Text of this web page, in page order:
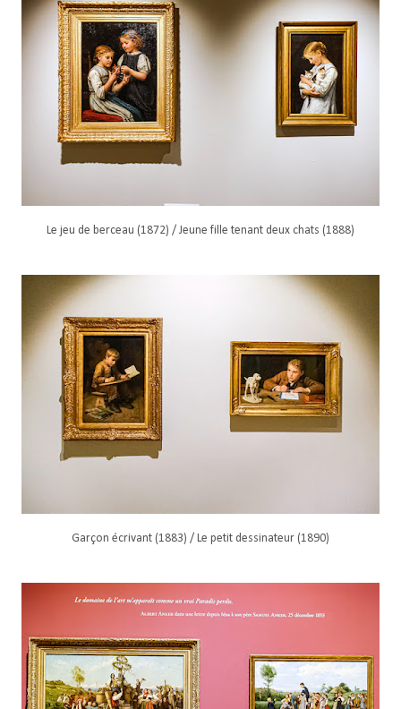
Le jeu de berceau (1872) / Jeune fille tenant deux chats (1888)
Garçon écrivant (1883) / Le petit dessinateur (1890)